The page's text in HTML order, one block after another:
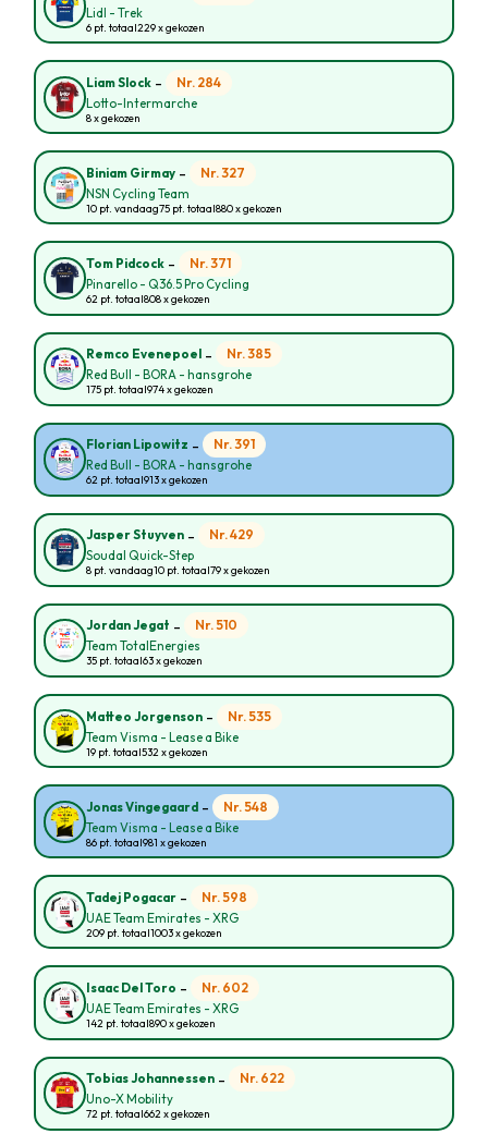
Lidl - Trek
6 pt. totaal229 x gekozen
Liam Slock - Nr. 284
Lotto-Intermarche
8 x gekozen
Biniam Girmay - Nr. 327
NSN Cycling Team
10 pt. vandaag75 pt. totaal880 x gekozen
Tom Pidcock - Nr. 371
Pinarello - Q36.5 Pro Cycling
62 pt. totaal808 x gekozen
Remco Evenepoel - Nr. 385
Red Bull - BORA - hansgrohe
175 pt. totaal974 x gekozen
Florian Lipowitz - Nr. 391
Red Bull - BORA - hansgrohe
62 pt. totaal913 x gekozen
Jasper Stuyven - Nr. 429
Soudal Quick-Step
8 pt. vandaag10 pt. totaal79 x gekozen
Jordan Jegat - Nr. 510
Team TotalEnergies
35 pt. totaal63 x gekozen
Matteo Jorgenson - Nr. 535
Team Visma - Lease a Bike
19 pt. totaal532 x gekozen
Jonas Vingegaard - Nr. 548
Team Visma - Lease a Bike
86 pt. totaal981 x gekozen
Tadej Pogacar - Nr. 598
UAE Team Emirates - XRG
209 pt. totaal1003 x gekozen
Isaac Del Toro - Nr. 602
UAE Team Emirates - XRG
142 pt. totaal890 x gekozen
Tobias Johannessen - Nr. 622
Uno-X Mobility
72 pt. totaal662 x gekozen